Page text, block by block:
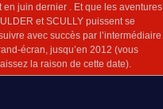
en juin dernier . Et que les aventures
et SCULLY puissent se
avec succès par l’intermédiaire
écran, jusqu’en 2012 (vous
la raison de cette date).